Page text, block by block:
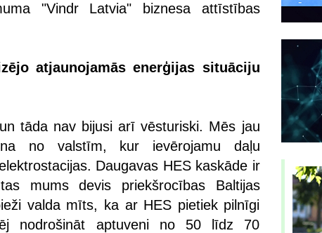
"Vindr Latvia" biznesa attīstības
atjaunojamās enerģijas situāciju
tāda nav bijusi arī vēsturiski. Mēs jau
no valstīm, kur ievērojamu daļu
Daugavas HES kaskāde ir
mums devis priekšrocības Baltijas
valda mīts, ka ar HES pietiek pilnīgi
nodrošināt aptuveni no 50 līdz 70